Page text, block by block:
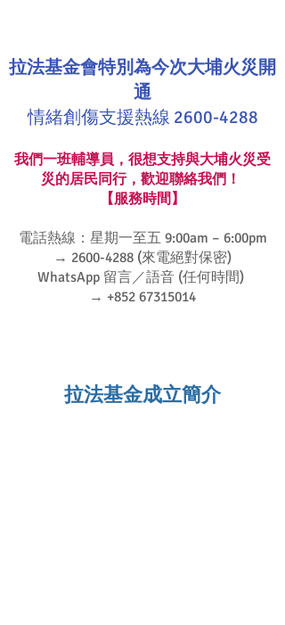
拉法基金會特別為今次大埔火災開
通
情緒創傷支援熱線 2600-4288
我們一班輔導員，很想支持與大埔火災受
災的居民同行，歡迎聯絡我們！
【服務時間】
電話熱線：星期一至五 9:00am – 6:00pm
→ 2600-4288 (來電絕對保密)
WhatsApp 留言／語音 (任何時間)
→ ‪‪‪+852 67315014
拉法基金成立簡介